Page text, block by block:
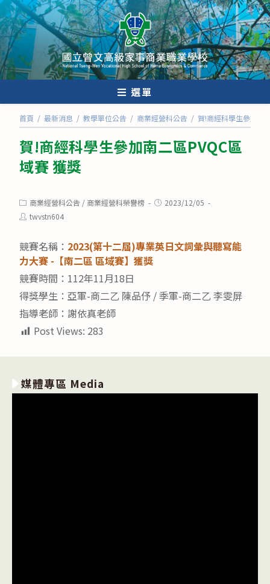
跳
轉
至
主
要
內
選單
首頁 / 最新消息 / 教學單位公告 / 商業經營科公告 / 賀!商經科學生參加南
賀!商經科學生參加南二區PVQC區
域賽 獲獎
Post
category:
商業經營科公告 / 商業經營科榮譽榜
Post2023/12/05
Posttwvstn604
競賽名稱： 2023(第十二屆)專業英日文詞彙與聽寫能
力大賽 -【南二區 區域賽】獲獎
競賽時間：112年11月18日
得獎學生：亞軍-商二乙 陳品伃 / 季軍-商二乙 李雯屏
指導老師：謝依真老師
Post Views: 283
媒體專區 Media